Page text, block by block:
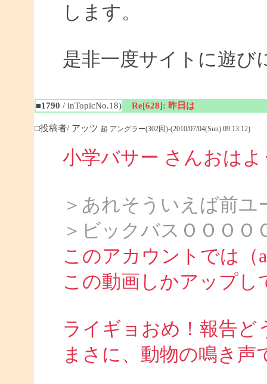
します。
是非一度サイトに遊び
■1790 / inTopicNo.18) Re[628]: 昨日は
□投稿者/ アッツ 超 アングラー(302回)-(2010/07/04(Sun) 09:13:12)
小学バサー さんおは
＞あれそういえば前
＞ビックバスＯＯＯ
このアカウントでは（
この動画しかアップし
ライギョおめ！報告ど
まさに、動物の鳴き声